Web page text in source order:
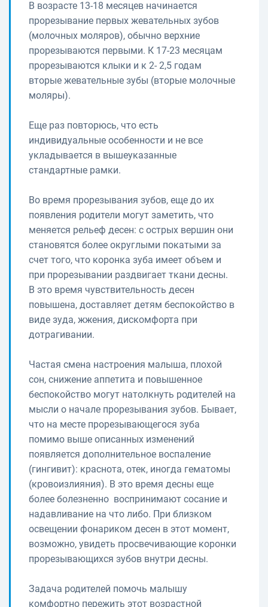
В возрасте 13-18 месяцев начинается
прорезывание первых жевательных зубов
(молочных моляров), обычно верхние
прорезываются первыми. К 17-23 месяцам
прорезываются клыки и к 2- 2,5 годам
вторые жевательные зубы (вторые молочные
моляры).
Еще раз повторюсь, что есть
индивидуальные особенности и не все
укладывается в вышеуказанные
стандартные рамки.
Во время прорезывания зубов, еще до их
появления родители могут заметить, что
меняется рельеф десен: с острых вершин они
становятся более округлыми покатыми за
счет того, что коронка зуба имеет объем и
при прорезывании раздвигает ткани десны.
В это время чувствительность десен
повышена, доставляет детям беспокойство в
виде зуда, жжения, дискомфорта при
дотрагивании.
Частая смена настроения малыша, плохой
сон, снижение аппетита и повышенное
беспокойство могут натолкнуть родителей на
мысли о начале прорезывания зубов. Бывает,
что на месте прорезывающегося зуба
помимо выше описанных изменений
появляется дополнительное воспаление
(гингивит): краснота, отек, иногда гематомы
(кровоизлияния). В это время десны еще
более болезненно воспринимают сосание и
надавливание на что либо. При близком
освещении фонариком десен в этот момент,
возможно, увидеть просвечивающие коронки
прорезывающихся зубов внутри десны.
Задача родителей помочь малышу
комфортно пережить этот возрастной